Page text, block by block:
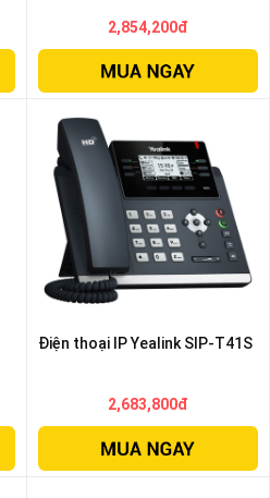
2,854,200đ
Điện thoại IP Yealink SIP-T41S
2,683,800đ